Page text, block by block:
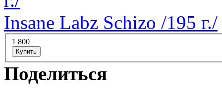
Insane Labz Schizo /195 г./
1 800
Купить
Поделиться